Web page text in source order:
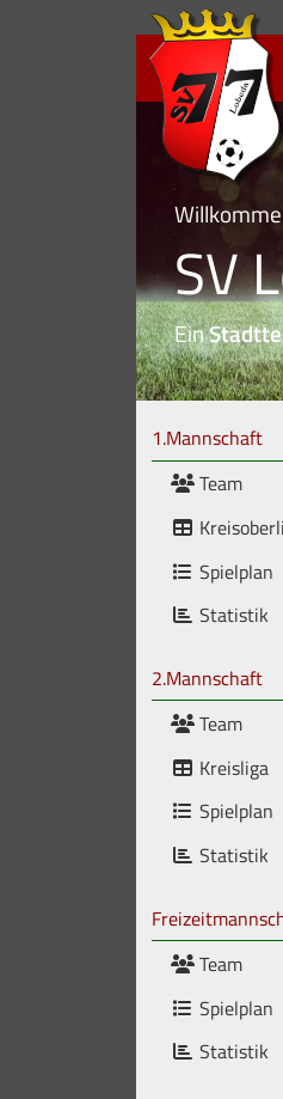
SV
Ein
1.Mannschaft
Team
Spielplan
Statistik
2.Mannschaft
Team
Kreisliga
Spielplan
Statistik
Team
Spielplan
Statistik